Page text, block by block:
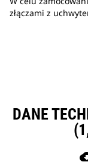
złączami z
DANE